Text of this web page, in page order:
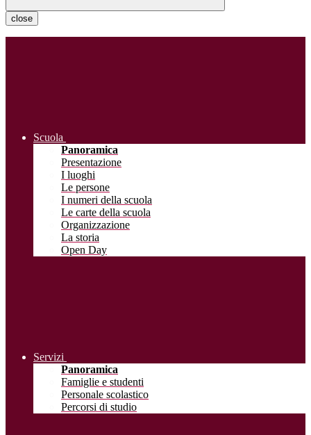
close
Scuola
Panoramica
Presentazione
I luoghi
Le persone
I numeri della scuola
Le carte della scuola
Organizzazione
La storia
Open Day
Servizi
Panoramica
Famiglie e studenti
Personale scolastico
Percorsi di studio